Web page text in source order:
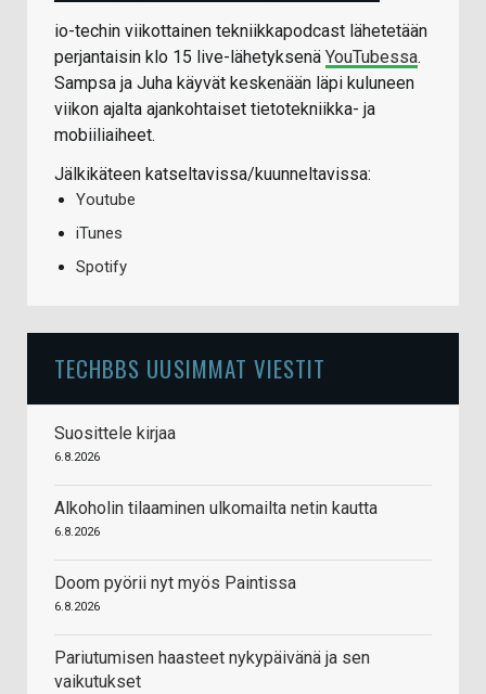
io-techin viikottainen tekniikkapodcast lähetetään
perjantaisin klo 15 live-lähetyksenä YouTubessa.
Sampsa ja Juha käyvät keskenään läpi kuluneen
viikon ajalta ajankohtaiset tietotekniikka- ja
mobiiliaiheet.
Jälkikäteen katseltavissa/kuunneltavissa:
Youtube
iTunes
Spotify
TECHBBS UUSIMMAT VIESTIT
Suosittele kirjaa
6.8.2026
Alkoholin tilaaminen ulkomailta netin kautta
6.8.2026
Doom pyörii nyt myös Paintissa
6.8.2026
Pariutumisen haasteet nykypäivänä ja sen
vaikutukset